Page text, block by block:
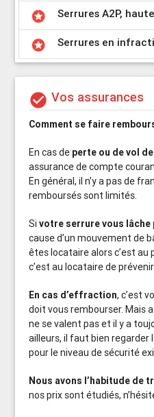
stars Serrures A2P,
stars Serrures en
check_circle Vos assurances
Comment se faire
En cas de perte ou de vol
assurance de compte
En général, il n’y a pas de
remboursés sont limités.
Sivotre serrure vous
cause d’un mouvement de
êtes locataire alors c’est au
c’est au locataire de
En cas d’effraction, c’est
doit vous rembourser. Mais
ne se valent pas et il y a
ailleurs, il faut bien
pour le niveau de sécurité
Nous avons l’habitude de
nos prix sont étudiés,